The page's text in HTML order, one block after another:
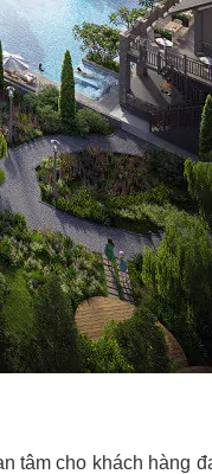
tâm cho khách hàng